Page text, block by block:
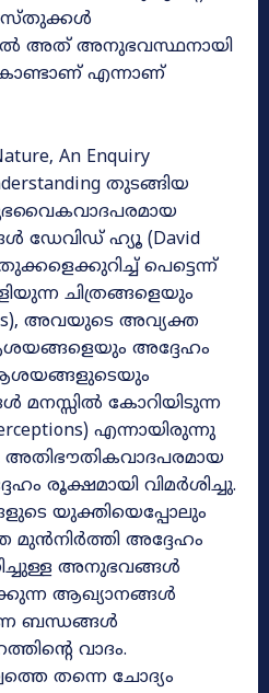
അത് അനുഭവസ്ഥനായി
എന്നാണ്‌
An Enquiry
തുടങ്ങിയ
ഡേവിഡ് ഹ്യൂ (David
പെട്ടെന്ന്
ചിത്രങ്ങളെയും
അവയുടെ അവ്യക്ത
അദ്ദേഹം
ആശയങ്ങളുടെയും
കോറിയിടുന്ന
എന്നായിരുന്നു
അതിഭൗതികവാദപരമായ
രൂക്ഷമായി വിമർശിച്ചു.
യുക്തിയെപ്പോലും
അദ്ദേഹം
അനുഭവങ്ങൾ
ആഖ്യാനങ്ങൾ
ബന്ധങ്ങൾ
വാദം.
തന്നെ ചോദ്യം